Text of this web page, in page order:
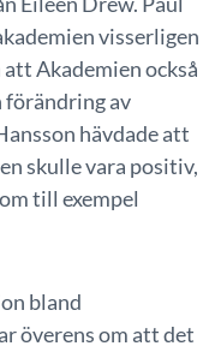
visserligen
Akademien också
förändring av
hävdade att
skulle vara positiv,
till exempel
bland
överens om att det